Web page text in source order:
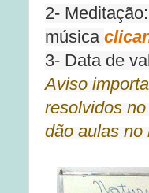
2-
música
3- Data de
Aviso
resolvidos
dão aulas no